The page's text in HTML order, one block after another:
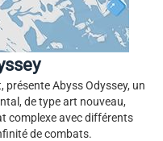
présente Abyss Odyssey, un
de type art nouveau,
complexe avec différents
de combats.